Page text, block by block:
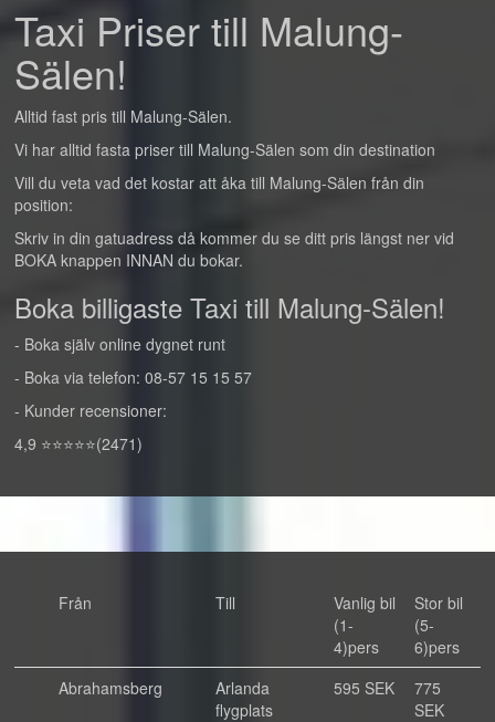
Taxi Priser till Malung-
Sälen!
Alltid fast pris till Malung-Sälen.
Vi har alltid fasta priser till Malung-Sälen som din destination
Vill du veta vad det kostar att åka till Malung-Sälen från din
position:
Skriv in din gatuadress då kommer du se ditt pris längst ner vid
BOKA knappen INNAN du bokar.
Boka billigaste Taxi till Malung-Sälen!
- Boka själv online dygnet runt
- Boka via telefon: 08-57 15 15 57
- Kunder recensioner:
4,9 ⭐⭐⭐⭐⭐(2471)
Från Till
Vanlig bil
(1-
4)pers
Stor bil
(5-
6)pers
Abrahamsberg
Arlanda
flygplats
595 SEK
775
SEK